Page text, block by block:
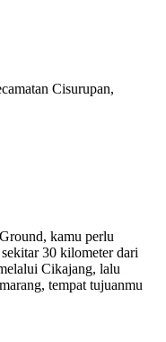
Cisurupan,
kamu perlu
30 kilometer dari
Cikajang, lalu
tempat tujuanmu